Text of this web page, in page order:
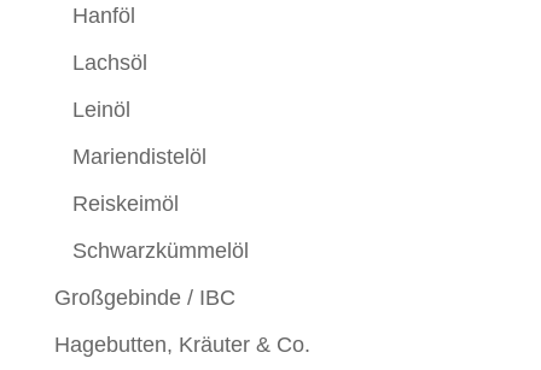
Hanföl
Lachsöl
Leinöl
Mariendistelöl
Reiskeimöl
Schwarzkümmelöl
Großgebinde / IBC
Hagebutten, Kräuter & Co.